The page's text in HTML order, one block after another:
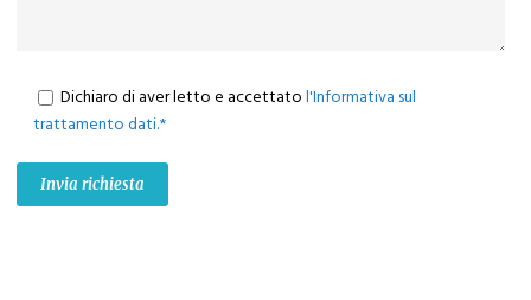
Dichiaro di aver letto e accettatol'Informativa sul
trattamento dati.*